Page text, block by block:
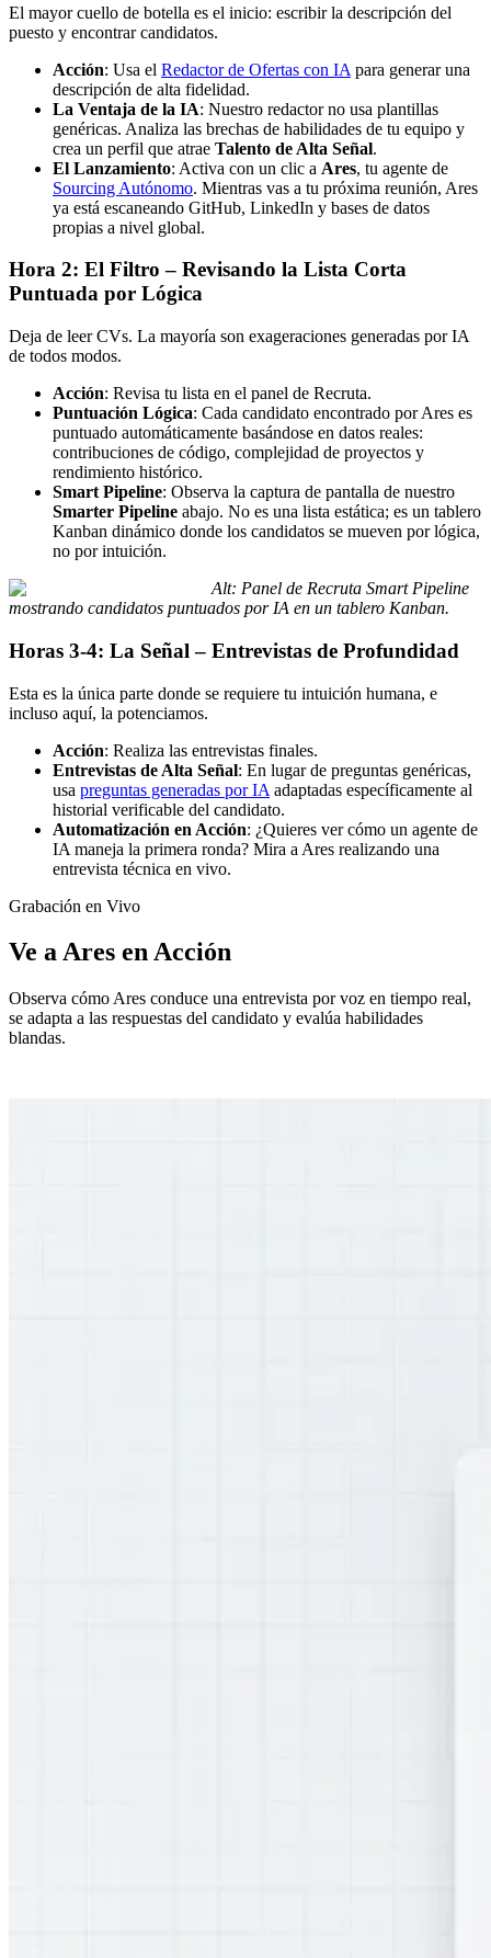
El mayor cuello de botella es el inicio: escribir la descripción del
puesto y encontrar candidatos.
Acción: Usa el Redactor de Ofertas con IA para generar una
descripción de alta fidelidad.
La Ventaja de la IA: Nuestro redactor no usa plantillas
genéricas. Analiza las brechas de habilidades de tu equipo y
crea un perfil que atrae Talento de Alta Señal.
El Lanzamiento: Activa con un clic a Ares, tu agente de
Sourcing Autónomo. Mientras vas a tu próxima reunión, Ares
ya está escaneando GitHub, LinkedIn y bases de datos
propias a nivel global.
Hora 2: El Filtro – Revisando la Lista Corta
Puntuada por Lógica
Deja de leer CVs. La mayoría son exageraciones generadas por IA
de todos modos.
Acción: Revisa tu lista en el panel de Recruta.
Puntuación Lógica: Cada candidato encontrado por Ares es
puntuado automáticamente basándose en datos reales:
contribuciones de código, complejidad de proyectos y
rendimiento histórico.
Smart Pipeline: Observa la captura de pantalla de nuestro
Smarter Pipeline abajo. No es una lista estática; es un tablero
Kanban dinámico donde los candidatos se mueven por lógica,
no por intuición.
Alt: Panel de Recruta Smart Pipeline
mostrando candidatos puntuados por IA en un tablero Kanban.
Horas 3-4: La Señal – Entrevistas de Profundidad
Esta es la única parte donde se requiere tu intuición humana, e
incluso aquí, la potenciamos.
Acción: Realiza las entrevistas finales.
Entrevistas de Alta Señal: En lugar de preguntas genéricas,
usa preguntas generadas por IA adaptadas específicamente al
historial verificable del candidato.
Automatización en Acción: ¿Quieres ver cómo un agente de
IA maneja la primera ronda? Mira a Ares realizando una
entrevista técnica en vivo.
Grabación en Vivo
Ve a Ares en Acción
Observa cómo Ares conduce una entrevista por voz en tiempo real,
se adapta a las respuestas del candidato y evalúa habilidades
blandas.